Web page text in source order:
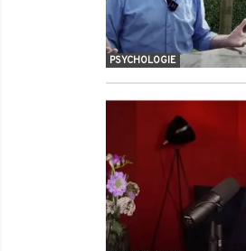
PSYCHOLOGIE